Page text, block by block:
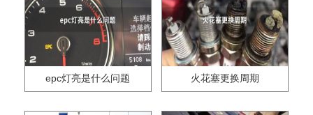
epc灯亮是什么问题 火花塞更换周期